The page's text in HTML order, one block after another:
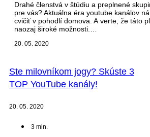
Drahé členstvá v štúdiu a preplnené
pre vás? Aktuálna éra youtube kanálov
cvičiť v pohodlí domova. A verte, že táto
naozaj široké možnosti.…
20. 05. 2020
Ste milovníkom jogy? Skúste 3
TOP YouTube kanály!
20. 05. 2020
3 min.